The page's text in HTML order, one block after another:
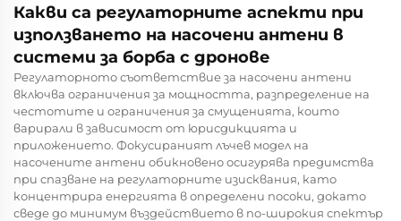
Какви са регулаторните аспекти при
използването на насочени антени в
системи за борба с дронове
Регулаторното съответствие за насочени антени
включва ограничения за мощността, разпределение на
честотите и ограничения за смущенията, които
варирали в зависимост от юрисдикцията и
приложението. Фокусираният лъчев модел на
насочените антени обикновено осигурява предимства
при спазване на регулаторните изисквания, като
концентрира енергията в определени посоки, докато
сведе до минимум въздействието в по-широкия спектър